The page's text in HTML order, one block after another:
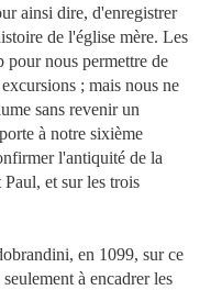
ainsi dire, d'enregistrer
de l'église mère. Les
pour nous permettre de
; mais nous ne
sans revenir un
à notre sixième
l'antiquité de la
et sur les trois
en 1099, sur ce
à encadrer les